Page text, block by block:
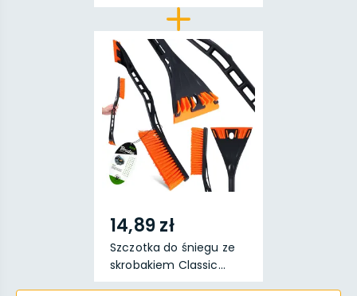
14,89 zł
Szczotka do śniegu ze
skrobakiem Classic...